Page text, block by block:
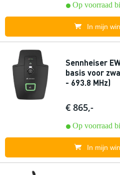
Op voorraad
In mijn
Sennheiser
basis voor
- 693.8 MHz)
€ 865,-
Op voorraad
In mijn